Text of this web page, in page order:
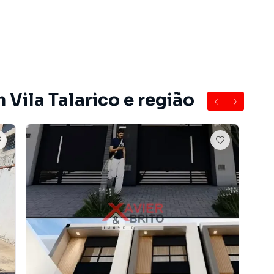
casas residenciais e comerciais,
com segurança e tranquilidade. Na Imobiliária Xavier e
em São Paulo mesmo não estando na cidade e com
computador ou smartphone. Nós criamos soluções
inquilinos e compradores com o mercado
Imobiliária Xavier e Brito é uma imobiliária digital com
São Paulo.
ou alugar seu imóvel muito mais rápido do que em
diversos imóveis em São Paulo, especialmente em
marketing digital focada em produzir campanhas
Vila Talarico e região